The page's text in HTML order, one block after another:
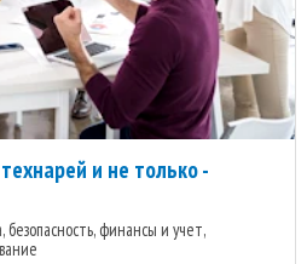
и не только -
финансы и учет,